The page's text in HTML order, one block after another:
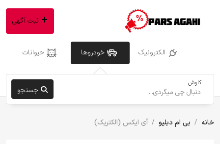
الکترونیک خودروها حیوانات
کاوش
جستجو
ثبت آگهی
خانه بی ام دبلیو آی ایکس (الکتریک)